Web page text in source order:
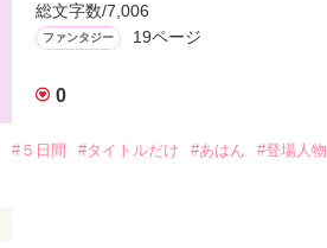
総文字数/7,006
ファンタジー 19ページ
0
#５日間 #タイトルだけ #あはん #登場人物